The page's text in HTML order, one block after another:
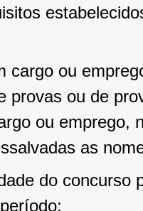
cargo ou
provas ou de
ou emprego,
as
do concurso